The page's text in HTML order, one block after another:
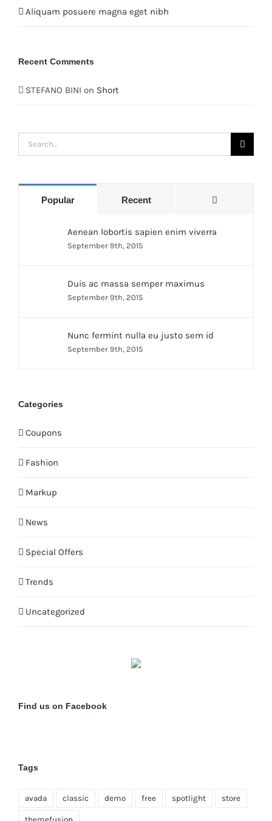
Aliquam posuere magna eget nibh
Recent Comments
STEFANO BINI on Short
Search
for:
Popular Recent Comments
Aenean lobortis sapien enim viverra
September 9th, 2015
Duis ac massa semper maximus
September 9th, 2015
Nunc fermint nulla eu justo sem id
September 9th, 2015
Categories
Coupons
Fashion
Markup
News
Special Offers
Trends
Uncategorized
Find us on Facebook
Tags
avada classic demo free spotlight store